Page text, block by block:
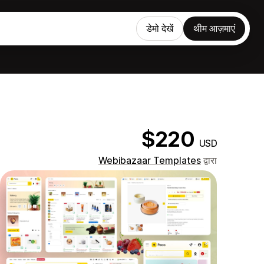
डेमो देखें थीम आज़माएं
$220 USD
Webibazaar Templates द्वारा